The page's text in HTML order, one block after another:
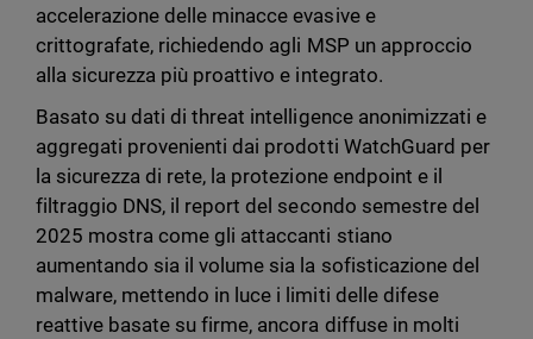
accelerazione delle minacce evasive e
crittografate, richiedendo agli MSP un approccio
alla sicurezza più proattivo e integrato.
Basato su dati di threat intelligence anonimizzati e
aggregati provenienti dai prodotti WatchGuard per
la sicurezza di rete, la protezione endpoint e il
filtraggio DNS, il report del secondo semestre del
2025 mostra come gli attaccanti stiano
aumentando sia il volume sia la sofisticazione del
malware, mettendo in luce i limiti delle difese
reattive basate su firme, ancora diffuse in molti